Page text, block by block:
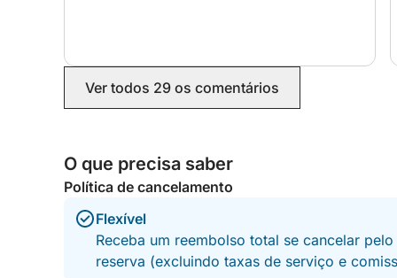
Reserve seu dia no mar e deixe-se levar pelo
Sinta-se à vontade para entrar em contato
Click&Boat para que possamos planejar sua
com suas preferências!
vezes!
Ver todos 29 os comentários
O que precisa saber
Política de cancelamento
Flexível
Receba um reembolso total se cancelar
reserva (excluindo taxas de serviço e